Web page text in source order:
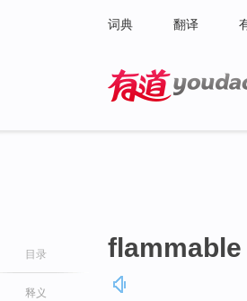
词典 翻译
目录
释义